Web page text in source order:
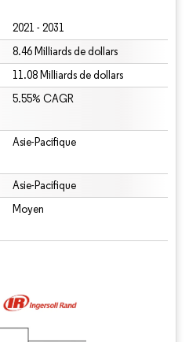
2021 - 2031
8.46 Milliards de dollars
11.08 Milliards de dollars
5.55% CAGR
Asie-Pacifique
Asie-Pacifique
Moyen
nécessite une attribution sous CC